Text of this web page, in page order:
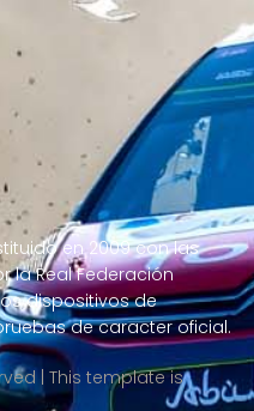
en 2009 con las
la Real Federación
dispositivos de
de caracter oficial.
| This template is